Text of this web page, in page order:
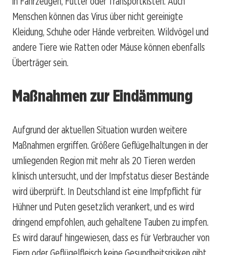
Menschen können das Virus über nicht gereinigte
Kleidung, Schuhe oder Hände verbreiten. Wildvögel und
andere Tiere wie Ratten oder Mäuse können ebenfalls
Überträger sein.
Maßnahmen zur Eindämmung
Aufgrund der aktuellen Situation wurden weitere
Maßnahmen ergriffen. Größere Geflügelhaltungen in der
umliegenden Region mit mehr als 20 Tieren werden
klinisch untersucht, und der Impfstatus dieser Bestände
wird überprüft. In Deutschland ist eine Impfpflicht für
Hühner und Puten gesetzlich verankert, und es wird
dringend empfohlen, auch gehaltene Tauben zu impfen.
Es wird darauf hingewiesen, dass es für Verbraucher von